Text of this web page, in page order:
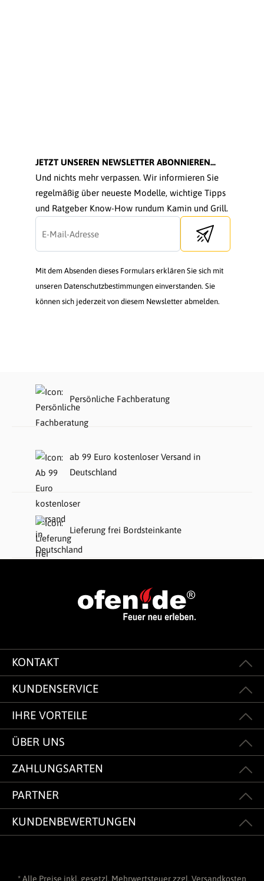
JETZT UNSEREN NEWSLETTER ABONNIEREN...
Und nichts mehr verpassen. Wir informieren Sie
regelmäßig über neueste Modelle, wichtige Tipps
und Ratgeber Know-How rundum Kamin und Grill.
Send newsletter
Mit dem Absenden dieses Formulars erklären Sie sich mit
unseren Datenschutzbestimmungen einverstanden. Sie
können sich jederzeit von diesem Newsletter abmelden.
Persönliche Fachberatung
ab 99 Euro kostenloser Versand in
Deutschland
Lieferung frei Bordsteinkante
KONTAKT
KUNDENSERVICE
IHRE VORTEILE
ÜBER UNS
ZAHLUNGSARTEN
PARTNER
KUNDENBEWERTUNGEN
* Alle Preise inkl. gesetzl. Mehrwertsteuer zzgl. Versandkosten